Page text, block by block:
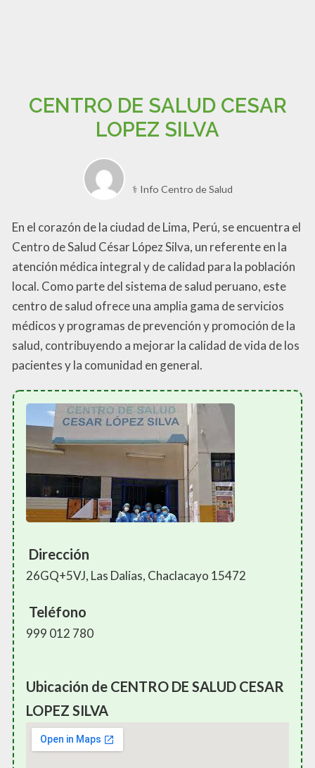
CENTRO DE SALUD CESAR
LOPEZ SILVA
⚕️ Info Centro de Salud
En el corazón de la ciudad de Lima, Perú, se encuentra el
Centro de Salud César López Silva, un referente en la
atención médica integral y de calidad para la población
local. Como parte del sistema de salud peruano, este
centro de salud ofrece una amplia gama de servicios
médicos y programas de prevención y promoción de la
salud, contribuyendo a mejorar la calidad de vida de los
pacientes y la comunidad en general.
Dirección
26GQ+5VJ, Las Dalias, Chaclacayo 15472
Teléfono
999 012 780
Ubicación de CENTRO DE SALUD CESAR
LOPEZ SILVA